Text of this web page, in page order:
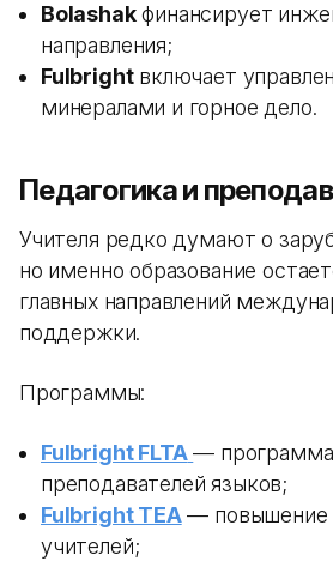
Bolashakфинансирует
направления;
Fulbrightвключает
минералами и горное дело.
Педагогика и
Учителя редко думают о
но именно образование
главных направлений
поддержки.
Программы:
Fulbright FLTA —
преподавателей языков;
Fulbright TEA— повышение
учителей;